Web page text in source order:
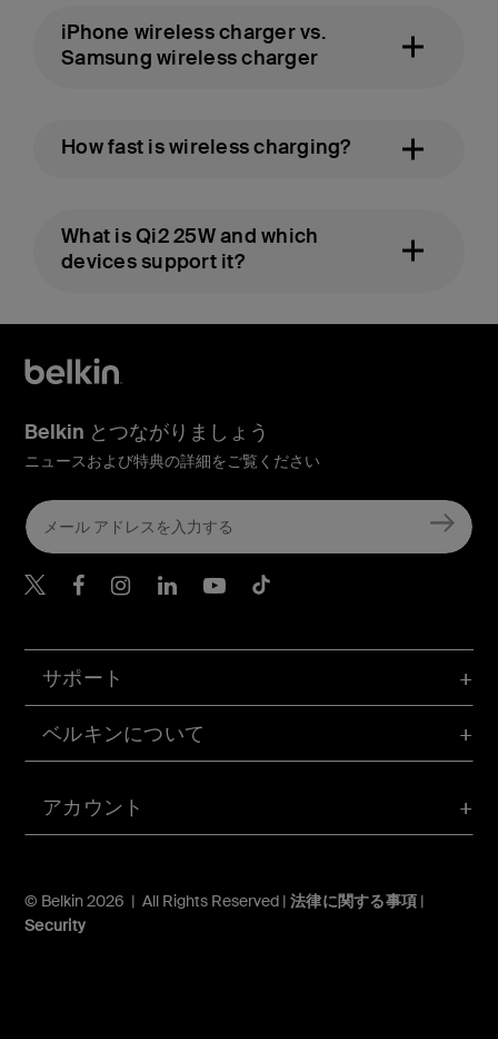
iPhone wireless charger vs.
Samsung wireless charger
How fast is wireless charging?
What is Qi2 25W and which
devices support it?
アカウント
サポート
ベルキンについて
© Belkin 2026 | All Rights Reserved | 法律に関する事項 |
Security
Belkin とつながりましょう
ニュースおよび特典の詳細をご覧ください
Belkin Twitter
Belkin Facebook
Belkin Instagram
Belkin LinkedIn
Belkin Youtube
Belkin TikTok